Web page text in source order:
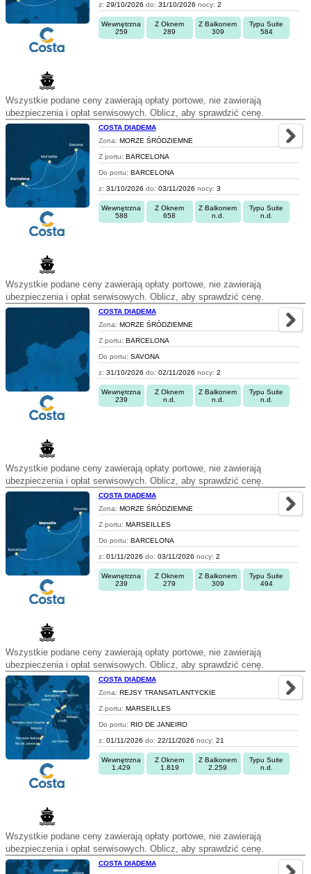
z: 29/10/2026 do: 31/10/2026 nocy: 2
Wewnętrzna
259
Z Oknem
289
Z Balkonem
309
Typu Suite
584
Wszystkie podane ceny zawierają opłaty portowe, nie zawierają
ubezpieczenia i opłat serwisowych. Oblicz, aby sprawdzić cenę.
COSTA DIADEMA
Zona: MORZE ŚRÓDZIEMNE
Z portu: BARCELONA
Do portu: BARCELONA
z: 31/10/2026 do: 03/11/2026 nocy: 3
Wewnętrzna
588
Z Oknem
658
Z Balkonem
n.d.
Typu Suite
n.d.
Wszystkie podane ceny zawierają opłaty portowe, nie zawierają
ubezpieczenia i opłat serwisowych. Oblicz, aby sprawdzić cenę.
COSTA DIADEMA
Zona: MORZE ŚRÓDZIEMNE
Z portu: BARCELONA
Do portu: SAVONA
z: 31/10/2026 do: 02/11/2026 nocy: 2
Wewnętrzna
239
Z Oknem
n.d.
Z Balkonem
n.d.
Typu Suite
n.d.
Wszystkie podane ceny zawierają opłaty portowe, nie zawierają
ubezpieczenia i opłat serwisowych. Oblicz, aby sprawdzić cenę.
COSTA DIADEMA
Zona: MORZE ŚRÓDZIEMNE
Z portu: MARSEILLES
Do portu: BARCELONA
z: 01/11/2026 do: 03/11/2026 nocy: 2
Wewnętrzna
239
Z Oknem
279
Z Balkonem
309
Typu Suite
494
Wszystkie podane ceny zawierają opłaty portowe, nie zawierają
ubezpieczenia i opłat serwisowych. Oblicz, aby sprawdzić cenę.
COSTA DIADEMA
Zona: REJSY TRANSATLANTYCKIE
Z portu: MARSEILLES
Do portu: RIO DE JANEIRO
z: 01/11/2026 do: 22/11/2026 nocy: 21
Wewnętrzna
1.429
Z Oknem
1.819
Z Balkonem
2.259
Typu Suite
n.d.
Wszystkie podane ceny zawierają opłaty portowe, nie zawierają
ubezpieczenia i opłat serwisowych. Oblicz, aby sprawdzić cenę.
COSTA DIADEMA